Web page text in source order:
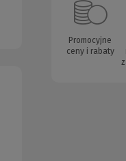
Promocyjne
ceny i rabaty